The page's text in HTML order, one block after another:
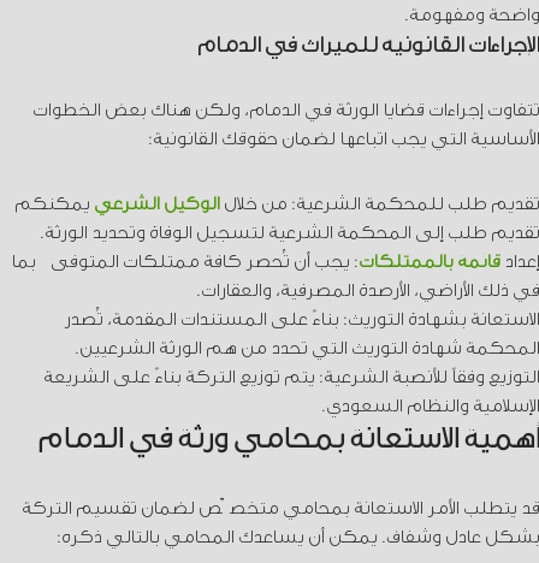
واضحة ومفهومة.
الإجراءات القانونية للميراث في الدمام
تتفاوت إجراءات قضايا الورثة في الدمام، ولكن هناك بعض الخطوات
الأساسية التي يجب اتباعها لضمان حقوقك القانونية:
تقديم طلب للمحكمة الشرعية: من خلال الوكيل الشرعي يمكنكم
تقديم طلب إلى المحكمة الشرعية لتسجيل الوفاة وتحديد الورثة.
إعدادقائمة بالممتلكات: يجب أن تُحصر كافة ممتلكات المتوفى بما
في ذلك الأراضي، الأرصدة المصرفية، والعقارات.
الاستعانة بشهادة التوريث: بناءً على المستندات المقدمة، تُصدر
المحكمة شهادة التوريث التي تحدد من هم الورثة الشرعيين.
التوزيع وفقاً للأنصبة الشرعية: يتم توزيع التركة بناءً على الشريعة
الإسلامية والنظام السعودي.
أهمية الاستعانة بمحامي ورثة في الدمام
قد يتطلب الأمر الاستعانة بمحامي متخصّص لضمان تقسيم التركة
بشكل عادل وشفاف. يمكن أن يساعدك المحامي بالتالي ذكره: